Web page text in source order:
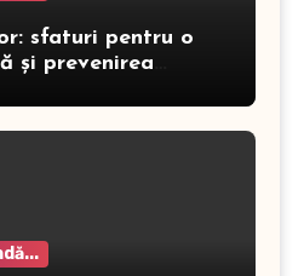
sfaturi pentru o
și prevenirea